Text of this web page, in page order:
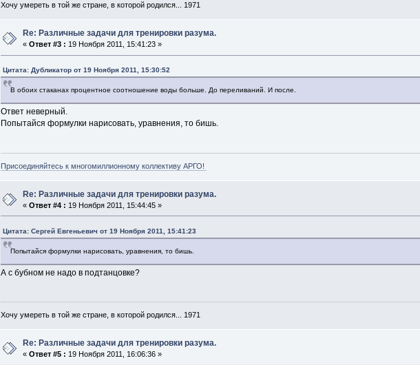
Хочу умереть в той же стране, в которой родился... 1971
Re: Различные задачи для тренировки разума.
«Ответ #3 : 19 Ноября 2011, 15:41:23 »
Цитата: Дубликатор от 19 Ноября 2011, 15:30:52
В обоих стаканах процентное соотношение воды больше. До переливаний. И после.
Ответ неверный.
Попытайся формулки нарисовать, уравнения, то бишь.
Присоединяйтесь к многомиллионному коллективу АРГО!
Re: Различные задачи для тренировки разума.
«Ответ #4 : 19 Ноября 2011, 15:44:45 »
Цитата: Сергей Евгеньевич от 19 Ноября 2011, 15:41:23
Попытайся формулки нарисовать, уравнения, то бишь.
А с бубном не надо в подтанцовке?
Хочу умереть в той же стране, в которой родился... 1971
Re: Различные задачи для тренировки разума.
«Ответ #5 : 19 Ноября 2011, 16:06:36 »